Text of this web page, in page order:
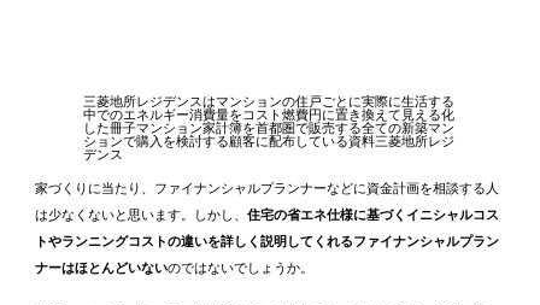
三菱地所レジデンスはマンションの住戸ごとに実際に生活する
中でのエネルギー消費量をコスト燃費円に置き換えて見える化
した冊子マンション家計簿を首都圏で販売する全ての新築マン
ションで購入を検討する顧客に配布している資料三菱地所レジ
デンス
家づくりに当たり、ファイナンシャルプランナーなどに資金計画を相談する人
は少なくないと思います。しかし、 住宅の省エネ仕様に基づくイニシャルコス
トやランニングコストの違いを詳しく説明してくれるファイナンシャルプラン
ナーはほとんどいないのではないでしょうか。